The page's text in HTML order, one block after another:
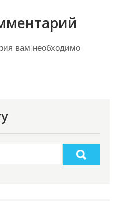
вам необходимо